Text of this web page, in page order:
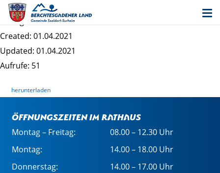
21_03_lichtaktion_sa (8)
Dateigrösse: 363.57 KB
Created: 01.04.2021
Updated: 01.04.2021
Aufrufe: 51
herunterladen
Öffnungszeiten im Rathaus
Montag – Freitag:
08.00 – 12.30 Uhr
Montag:
14.00 – 18.00 Uhr
Donnerstag:
14.00 – 17.00 Uhr